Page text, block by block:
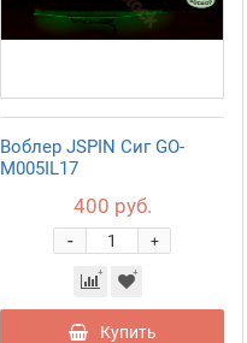
Воблер JSPIN Сиг GO-
M005IL17
400 руб.
+
-
Купить